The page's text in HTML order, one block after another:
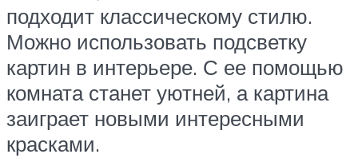
подходит классическому стилю.
Можно использовать подсветку
картин в интерьере. С ее помощью
комната станет уютней, а картина
заиграет новыми интересными
красками.